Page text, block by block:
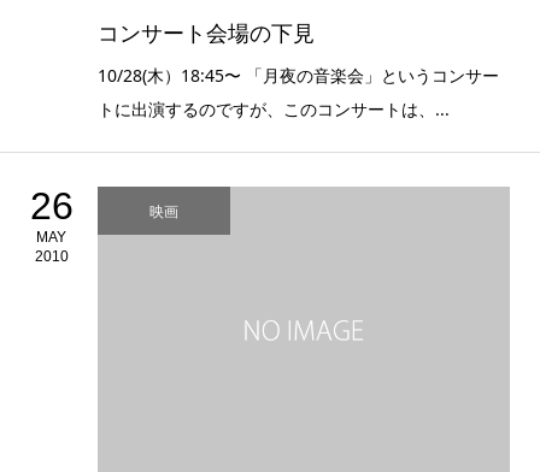
コンサート会場の下見
10/28(木）18:45〜 「月夜の音楽会」というコンサー
トに出演するのですが、このコンサートは、...
26
MAY
2010
映画